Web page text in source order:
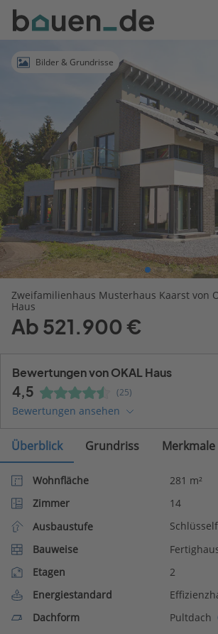
Bauen
Logo
Anmelden
Bilder & Grundrisse
Zweifamilienhaus Musterhaus Kaarst von
Haus
Ab 521.900 €
Bewertungen von OKAL Haus
4,5 (25)
Bewertungen ansehen
Überblick Grundriss Merkmale
Wohnfläche
281 m²
Zimmer
14
Ausbaustufe
Bauweise
Etagen
2
Energiestandard
Dachform
Pultdach